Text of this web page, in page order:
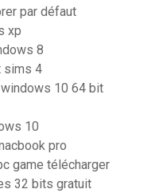
par défaut
xp
8
sims 4
10 64 bit
10
pro
game télécharger
32 bits gratuit